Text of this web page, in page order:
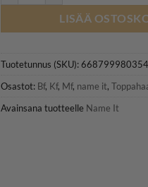
LISÄÄ
Tuotetunnus (SKU):668799980354
Osastot: Bf, Kf, Mf, name it,
Avainsana tuotteelle Name It